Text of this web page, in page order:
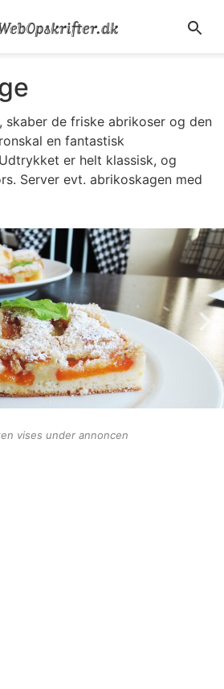
skaber de friske abrikoser og den
en fantastisk
er helt klassisk, og
Server evt. abrikoskagen med
vises under annoncen